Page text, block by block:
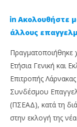
Ακολουθήστε
άλλους
Πραγματοποιήθηκε
Ετήσια Γενική και
Επιτροπής
Συνδέσμου
(ΠΣΕΑΔ), κατά τη
στην εκλογή της